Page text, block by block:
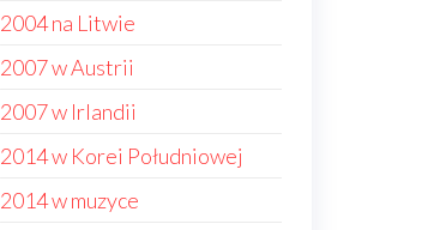
2004 na Litwie
2007 w Austrii
2007 w Irlandii
2014 w Korei Południowej
2014 w muzyce